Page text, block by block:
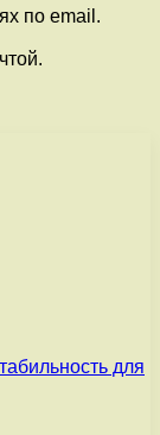
по email.
для